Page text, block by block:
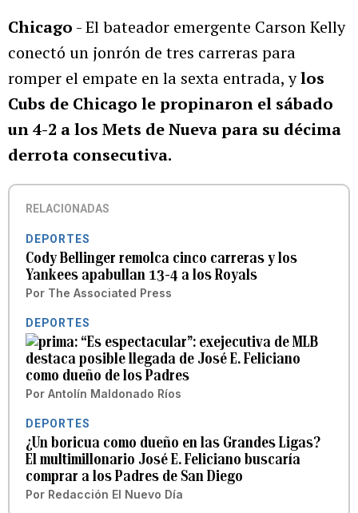
Chicago - El bateador emergente Carson Kelly
conectó un jonrón de tres carreras para
romper el empate en la sexta entrada, ylos
Cubs de Chicago le propinaron el sábado
un 4-2 a los Mets de Nueva para su décima
derrota consecutiva.
RELACIONADAS
DEPORTES
Cody Bellinger remolca cinco carreras y los
Yankees apabullan 13-4 a los Royals
Por The Associated Press
DEPORTES
“Es espectacular”: exejecutiva de MLB
destaca posible llegada de José E. Feliciano
como dueño de los Padres
Por Antolín Maldonado Ríos
DEPORTES
¿Un boricua como dueño en las Grandes Ligas?
El multimillonario José E. Feliciano buscaría
comprar a los Padres de San Diego
Por Redacción El Nuevo Día